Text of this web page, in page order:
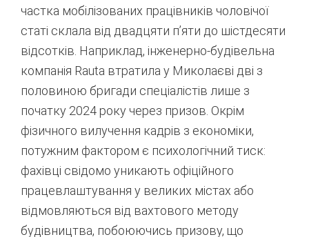
частка мобілізованих працівників чоловічої
статі склала від двадцяти п’яти до шістдесяти
відсотків. Наприклад, інженерно-будівельна
компанія Rauta втратила у Миколаєві дві з
половиною бригади спеціалістів лише з
початку 2024 року через призов. Окрім
фізичного вилучення кадрів з економіки,
потужним фактором є психологічний тиск:
фахівці свідомо уникають офіційного
працевлаштування у великих містах або
відмовляються від вахтового методу
будівництва, побоюючись призову, що